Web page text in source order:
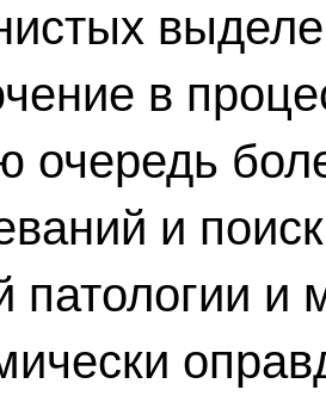
в
очередь
и
патологии и